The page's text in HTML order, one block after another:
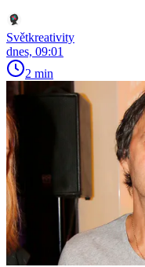
Světkreativity
dnes, 09:01
2 min